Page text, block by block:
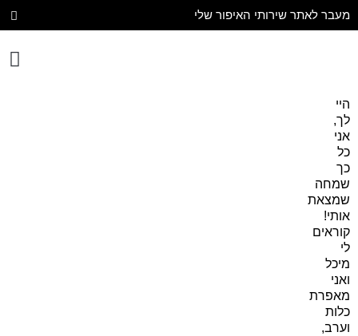
מעבר לאתר שירותי האיפור שלי
היי
לך,
אני
כל
כך
שמחה
שמצאת
אותי!
קוראים
לי
מיכל
ואני
מאפרת
כלות
וערב,